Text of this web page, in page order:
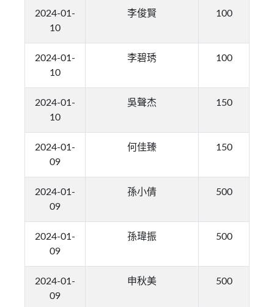
2024-01-
10
李俊賢 100
2024-01-
10
李碧琇 100
2024-01-
10
吳聲杰 150
2024-01-
09
何佳臻 150
2024-01-
09
孫小倩 500
2024-01-
09
孫瑋振 500
2024-01-
09
申秋美 500